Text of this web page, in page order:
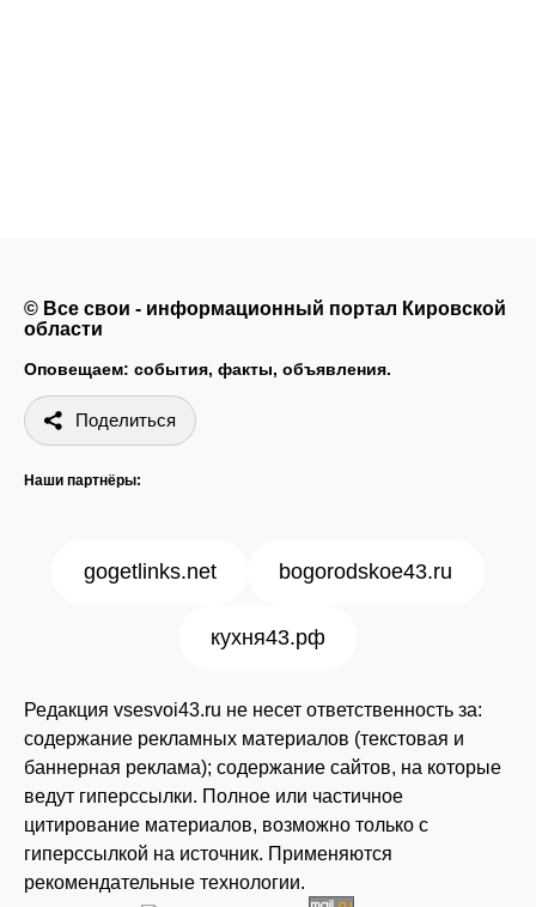
© Все свои - информационный портал Кировской
области
Оповещаем: события, факты, объявления.
Поделиться
Наши партнёры:
gogetlinks.net bogorodskoe43.ru
кухня43.рф
Редакция vsesvoi43.ru не несет ответственность за:
содержание рекламных материалов (текстовая и
баннерная реклама); содержание сайтов, на которые
ведут гиперссылки. Полное или частичное
цитирование материалов, возможно только с
гиперссылкой на источник. Применяются
рекомендательные технологии.